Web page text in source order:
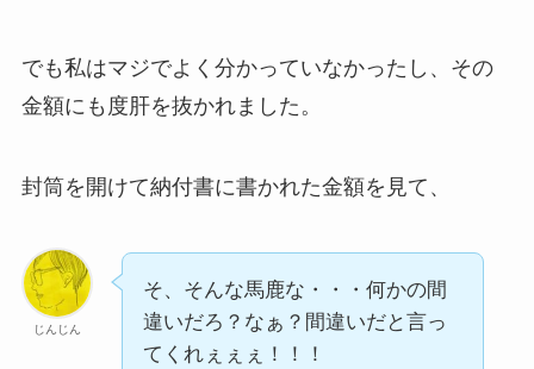
でも私はマジでよく分かっていなかったし、その
金額にも度肝を抜かれました。
封筒を開けて納付書に書かれた金額を見て、
じんじん
そ、そんな馬鹿な・・・何かの間
違いだろ？なぁ？間違いだと言っ
てくれぇぇぇ！！！